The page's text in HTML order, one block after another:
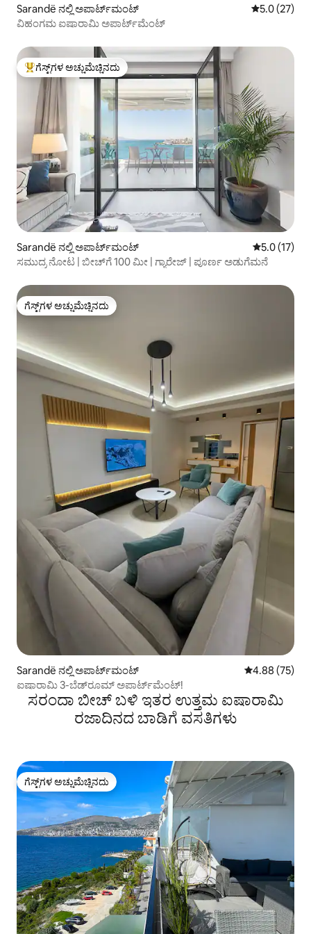
Sarandë ನಲ್ಲಿ ಅಪಾರ್ಟ್‌ಮಂಟ್ 5 ರಲ್ಲಿ 5.0
5.0 (27)
ವಿಹಂಗಮ ಐಷಾರಾಮಿ ಅಪಾರ್ಟ್‌ಮೆಂಟ್
ಗೆಸ್ಟ್‌ಗಳಿಗೆ ಅತಿ ಹೆಚ್ಚು ಅಚ್ಚುಮೆಚ್ಚಿನದು
ಗೆಸ್ಟ್‌ಗಳ ಅಚ್ಚುಮೆಚ್ಚಿನದು
Sarandë ನಲ್ಲಿ ಅಪಾರ್ಟ್‌ಮಂಟ್ 5 ರಲ್ಲಿ 5.0
5.0 (17)
ಸಮುದ್ರ ನೋಟ | ಬೀಚ್‌ಗೆ 100 ಮೀ | ಗ್ಯಾರೇಜ್ | ಪೂರ್ಣ ಅಡುಗೆಮನೆ
ಗೆಸ್ಟ್‌ಗಳ ಅಚ್ಚುಮೆಚ್ಚಿನದು
ಗೆಸ್ಟ್‌ಗಳ ಅಚ್ಚುಮೆಚ್ಚಿನದು
Sarandë ನಲ್ಲಿ ಅಪಾರ್ಟ್‌ಮಂಟ್ 5 ರಲ್ಲಿ 4.88
4.88 (75)
ಐಷಾರಾಮಿ 3-ಬೆಡ್‌ರೂಮ್ ಅಪಾರ್ಟ್‌ಮೆಂಟ್!
ಸರಂದಾ ಬೀಚ್ ಬಳಿ ಇತರ ಉತ್ತಮ ಐಷಾರಾಮಿ
ರಜಾದಿನದ ಬಾಡಿಗೆ ವಸತಿಗಳು
ಗೆಸ್ಟ್‌ಗಳ ಅಚ್ಚುಮೆಚ್ಚಿನದು
ಗೆಸ್ಟ್‌ಗಳ ಅಚ್ಚುಮೆಚ್ಚಿನದು